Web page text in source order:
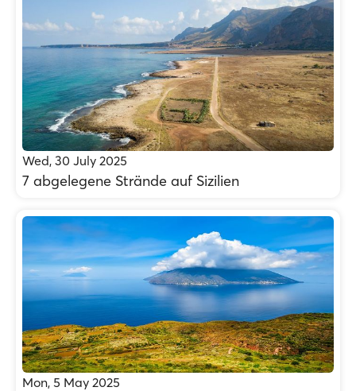
Wed, 30 July 2025
7 abgelegene Strände auf Sizilien
Mon, 5 May 2025